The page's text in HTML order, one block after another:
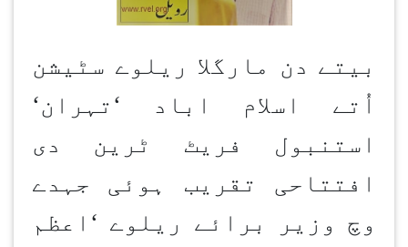
بیتے دن مارگلا ریلوے سٹیشن
اُتے اسلام اباد
‘ تہران‘
استنبول فریٹ ٹرین دی
افتتاحی تقریب ہوئی جہدے
وچ وزیر برائے ریلوے ‘ اعظم